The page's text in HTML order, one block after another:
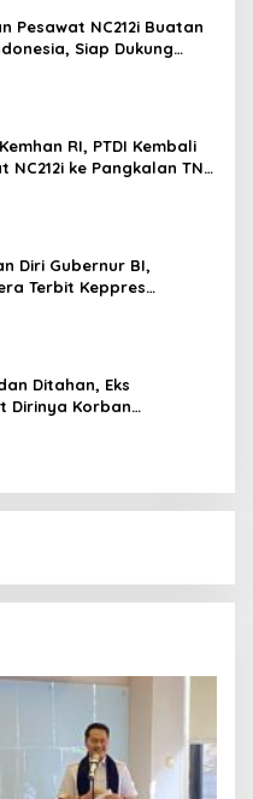
Pesawat NC212i Buatan
Siap Dukung
TNI
RI, PTDI Kembali
NC212i ke Pangkalan TNI
Diri Gubernur BI,
Terbit Keppres
Hormat
Ditahan, Eks
Dirinya Korban